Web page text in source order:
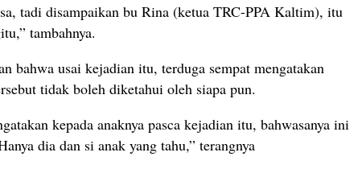
tadi disampaikan bu Rina (ketua TRC-PPA Kaltim), itu
tambahnya.
bahwa usai kejadian itu, terduga sempat mengatakan
tidak boleh diketahui oleh siapa pun.
kepada anaknya pasca kejadian itu, bahwasanya ini
dia dan si anak yang tahu,” terangnya